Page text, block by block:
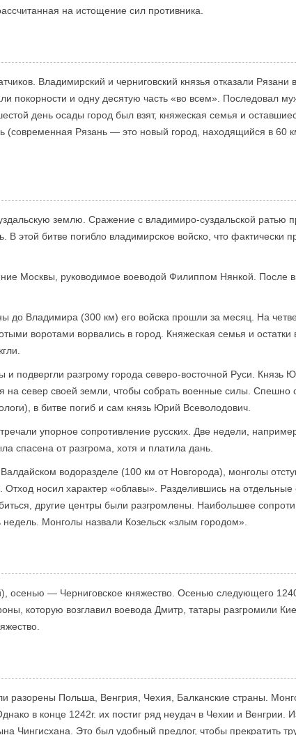
на истощение сил противника.
Владимирский и черниговский князья отказали Рязани
покорности и одну десятую часть «во всем». Последовал
день осады город был взят, княжеская семья и
Рязань — это новый город, находящийся в 60
землю. Сражение с владимиро-суздальской ратью
этой битве погибло владимирское войско, что фактически
Москвы, руководимое воеводой Филиппом Нянкой. После
до Владимира (300 км) его войска прошли за месяц. На
воротами ворвались в город. Княжеская семья и остатки
подвергли разгрому города северо-восточной Руси. Князь
на север своей земли, чтобы собрать военные силы. Спешно
в битве погиб и сам князь Юрий Всеволодович.
упорное сопротивление русских. Две недели,
спасена от разгрома, хотя и платила дань.
водоразделе (100 км от Новгорода), монголы
носил характер «облавы». Разделившись на отдельные
другие центры были разгромлены. Наибольшее
Монголы назвали Козельск «злым городом».
— Черниговское княжество. Осенью следующего 1240
которую возглавил воевода Дмитр, татары разгромили
разорены Польша, Венгрия, Чехия, Балканские страны.
в конце 1242г. их постиг ряд неудач в Чехии и Венгрии.
Чингисхана. Это был удобный предлог, чтобы прекратить